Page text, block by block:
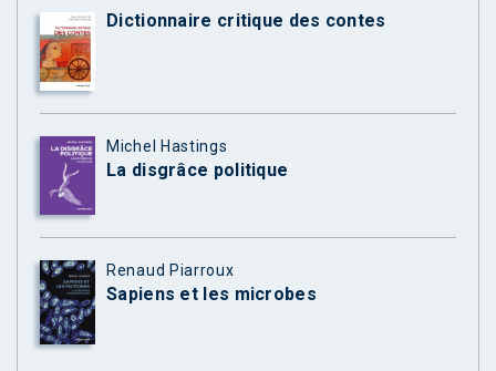
Dictionnaire critique des contes
Michel Hastings
La disgrâce politique
Renaud Piarroux
Sapiens et les microbes